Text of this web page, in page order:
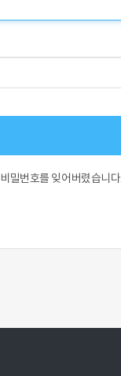
비밀번호를 잊어버렸습니다.